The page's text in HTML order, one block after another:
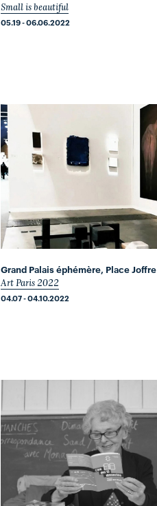
Small is beautiful
05.19 - 06.06.2022
Grand Palais éphémère, Place Joffre
Art Paris 2022
04.07 - 04.10.2022